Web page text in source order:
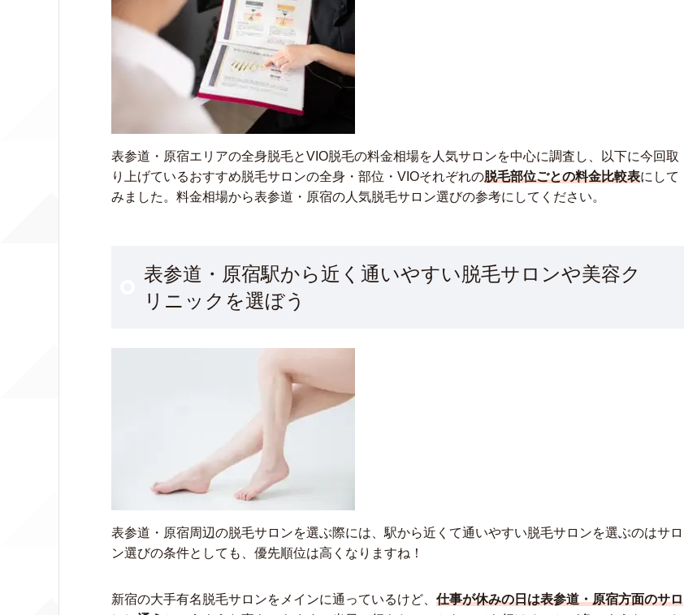
表参道・原宿エリアの全身脱毛とVIO脱毛の料金相場を人気サロンを中心に調査し、以下に今回取
り上げているおすすめ脱毛サロンの全身・部位・VIOそれぞれの脱毛部位ごとの料金比較表にして
みました。料金相場から表参道・原宿の人気脱毛サロン選びの参考にしてください。
表参道・原宿駅から近く通いやすい脱毛サロンや美容ク
リニックを選ぼう
表参道・原宿周辺の脱毛サロンを選ぶ際には、駅から近くて通いやすい脱毛サロンを選ぶのはサロ
ン選びの条件としても、優先順位は高くなりますね！
新宿の大手有名脱毛サロンをメインに通っているけど、 仕事が休みの日は表参道・原宿方面のサロ